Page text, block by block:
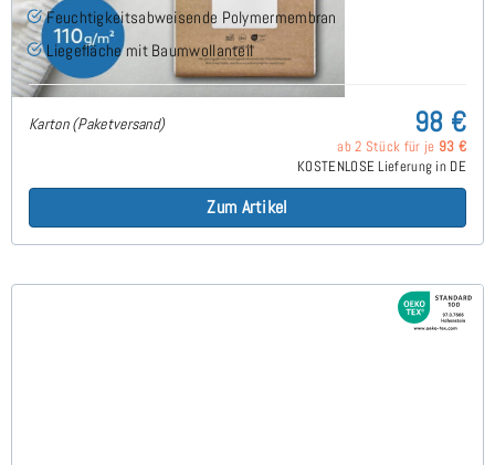
Feuchtigkeitsabweisende Polymermembran
Liegefläche mit Baumwollanteil
Karton (Paketversand) 98 €
ab 2 Stück für je 93 €
KOSTENLOSE Lieferung in DE
Zum Artikel